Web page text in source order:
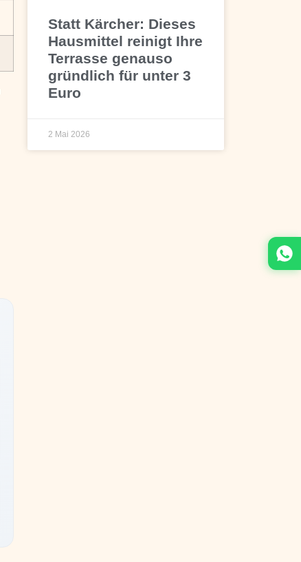
Statt Kärcher: Dieses
Hausmittel reinigt Ihre
Terrasse genauso
gründlich für unter 3
Euro
2 Mai 2026